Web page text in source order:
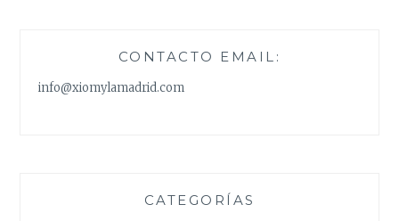
CONTACTO EMAIL:
info@xiomylamadrid.com
CATEGORÍAS